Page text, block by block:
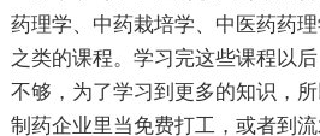
药理学、中药栽培学、中医药药
之类的课程。学习完这些课程以
不够，为了学习到更多的知识，
制药企业里当免费打工，或者到流